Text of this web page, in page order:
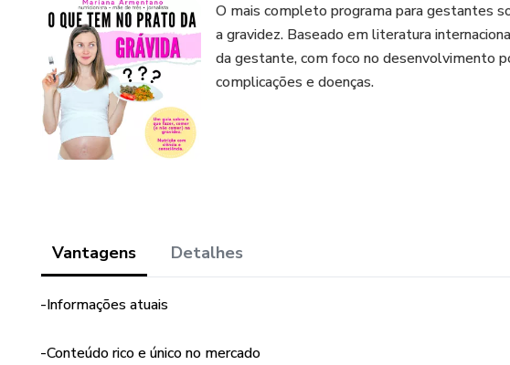
O mais completo programa para gestantes
a gravidez. Baseado em literatura
da gestante, com foco no desenvolvimento
complicações e doenças.
Vantagens Detalhes
-Informações atuais
-Conteúdo rico e único no mercado